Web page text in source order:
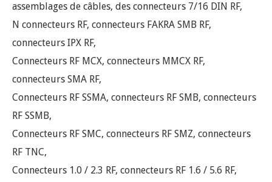
assemblages de câbles, des connecteurs 7/16 DIN RF,
N connecteurs RF, connecteurs FAKRA SMB RF,
connecteurs IPX RF,
Connecteurs RF MCX, connecteurs MMCX RF,
connecteurs SMA RF,
Connecteurs RF SSMA, connecteurs RF SMB, connecteurs
RF SSMB,
Connecteurs RF SMC, connecteurs RF SMZ, connecteurs
RF TNC,
Connecteurs 1.0 / 2.3 RF, connecteurs RF 1.6 / 5.6 RF,